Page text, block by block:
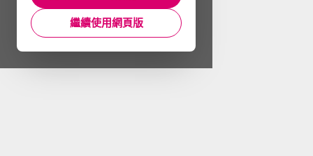
繼續使用網頁版